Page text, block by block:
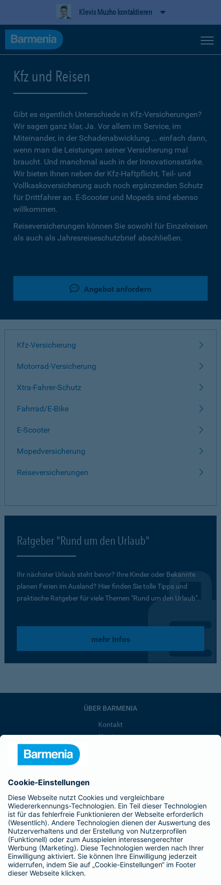
Klevis Muzho kontaktieren
Kfz und Reisen
Gibt es eigentlich Unterschiede in Kfz-Versicherungen?
Wir sagen ganz klar, Ja. Vor allem im Service, im
Miteinander, in der Schadenabwicklung ... einfach dann,
wenn man die Leistungen seiner Versicherung mal
braucht. Und manchmal auch in der Innovationsstärke.
Wir bieten Ihnen neben der Kfz-Haftpflicht, Teil- und
Vollkaskoversicherung auch noch ergänzenden Schutz
für Drittfahrer an. E-Scooter und Mopeds sind ebenso
willkommen.
Reiseversicherungen können Sie sowohl für Einzelreisen
als auch als Jahresreiseschutzbrief abschließen.
Angebot anfordern
Kfz-Versicherung
Motorrad-Versicherung
Xtra-Fahrer-Schutz
Fahrrad/E-Bike
E-Scooter
Mopedversicherung
Reiseversicherungen
Ratgeber "Rund um den Urlaub"
Ihr nächster Urlaub steht bevor? Ihre Kinder oder Bekannte
planen Ferien im Ausland? Hier finden Sie tolle Tipps und
praktische Ratgeber für viele Themen "Rund um den Urlaub".
mehr Infos
ÜBER BARMENIA
Kontakt
Karriere
Affiliate-Partner werden
Barmenia ist Teil der BarmeniaGothaer
BELIEBTE SEITEN
Kranken-Zusatzversicherung
Tierversicherungen
Haftpflichtversicherung
Hausratversicherung